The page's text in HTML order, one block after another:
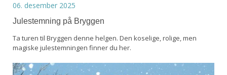
06. desember 2025
Julestemning på Bryggen
Ta turen til Bryggen denne helgen. Den koselige, rolige, men
magiske julestemningen finner du her.